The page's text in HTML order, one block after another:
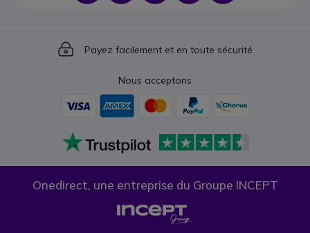
Icon
Payez facilement et en toute sécurité
Nous acceptons
Onedirect, une entreprise du Groupe INCEPT